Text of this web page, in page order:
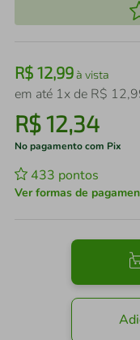
R$ 12,99à vista
em até 1x de R$ 12,
R$12,34
No pagamento com Pix
433 pontos
Ver formas de